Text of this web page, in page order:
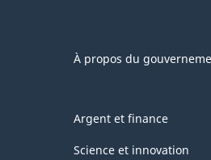
À propos du
Argent et finance
Science et innovation